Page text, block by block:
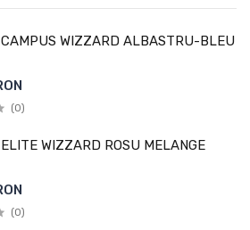
WIZZARD ALBASTRU-BLEU
(0)
WIZZARD ROSU MELANGE
(0)